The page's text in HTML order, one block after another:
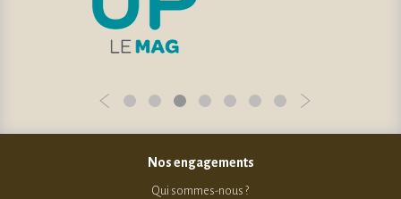
Nos engagements
Qui sommes-nous ?